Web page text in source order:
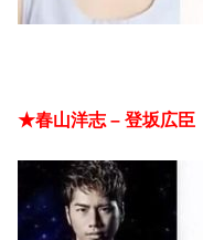
★春山洋志 – 登坂広臣